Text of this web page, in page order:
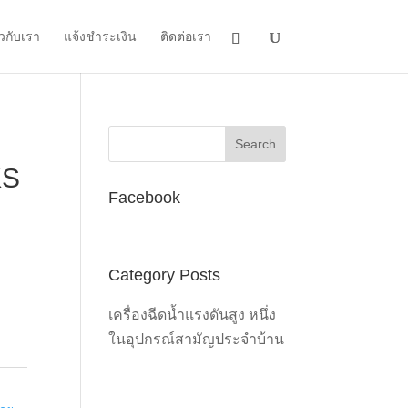
กับเรา แจ้งชำระเงิน ติดต่อเรา
Facebook
Category Posts
เครื่องฉีดน้ำแรงดันสูง หนึ่ง
ในอุปกรณ์สามัญประจำบ้าน